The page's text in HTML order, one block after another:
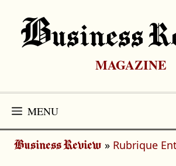
contenu
BUsiness
MAGAZINE
MENU
Business Review » Rubrique